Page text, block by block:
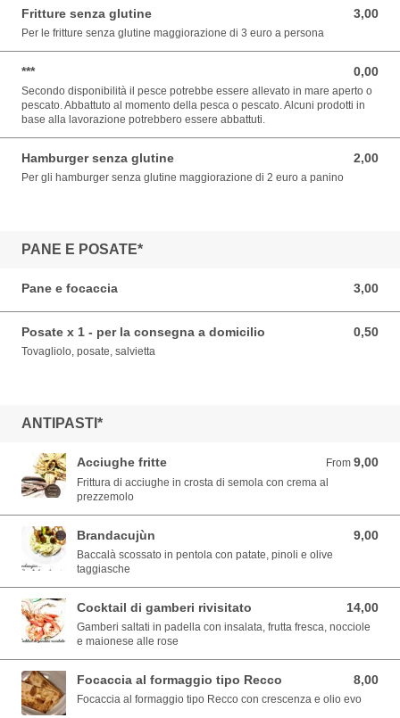
Fritture senza glutine 3,00
3,00 EUR
Per le fritture senza glutine maggiorazione di 3 euro a persona
*** 0,00
0,00 EUR
Secondo disponibilità il pesce potrebbe essere allevato in mare aperto o
pescato. Abbattuto al momento della pesca o pescato. Alcuni prodotti in
base alla lavorazione potrebbero essere abbattuti.
Hamburger senza glutine 2,00
2,00 EUR
Per gli hamburger senza glutine maggiorazione di 2 euro a panino
PANE E POSATE*
Pane e focaccia 3,00
3,00 EUR
Posate x 1 - per la consegna a domicilio 0,50
0,50 EUR
Tovagliolo, posate, salvietta
ANTIPASTI*
Acciughe fritte From 9,00
From 9,00 EUR
Frittura di acciughe in crosta di semola con crema al
prezzemolo
Brandacujùn 9,00
9,00 EUR
Baccalà scossato in pentola con patate, pinoli e olive
taggiasche
Cocktail di gamberi rivisitato 14,00
14,00 EUR
Gamberi saltati in padella con insalata, frutta fresca, nocciole
e maionese alle rose
Focaccia al formaggio tipo Recco 8,00
8,00 EUR
Focaccia al formaggio tipo Recco con crescenza e olio evo